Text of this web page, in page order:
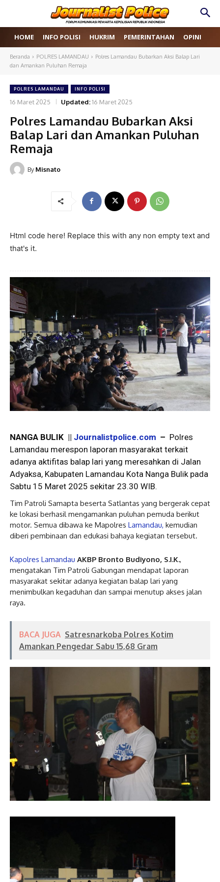
HOME INFO POLISI HUKRIM PEMERINTAHAN OPINI
Beranda POLRES LAMANDAU
Polres Lamandau Bubarkan Aksi Balap Lari
dan Amankan Puluhan Remaja
POLRES LAMANDAU INFO POLISI
16 Maret 2025 Updated:16 Maret 2025
Polres Lamandau Bubarkan Aksi
Balap Lari dan Amankan Puluhan
Remaja
By Misnato
Html code here! Replace this with any non empty text and
that's it.
NANGA BULIK || Journalistpolice.com – Polres
Lamandau merespon laporan masyarakat terkait
adanya aktifitas balap lari yang meresahkan di Jalan
Adyaksa, Kabupaten Lamandau Kota Nanga Bulik pada
Sabtu 15 Maret 2025 sekitar 23.30 WIB.
Tim Patroli Samapta beserta Satlantas yang bergerak cepat
ke lokasi berhasil mengamankan puluhan pemuda berikut
motor. Semua dibawa ke Mapolres Lamandau, kemudian
diberi pembinaan dan edukasi bahaya kegiatan tersebut.
Kapolres Lamandau AKBP Bronto Budiyono, S.I.K.,
mengatakan Tim Patroli Gabungan mendapat laporan
masyarakat sekitar adanya kegiatan balap lari yang
menimbulkan kegaduhan dan sampai menutup akses jalan
raya.
BACA JUGA Satresnarkoba Polres Kotim
Amankan Pengedar Sabu 15,68 Gram